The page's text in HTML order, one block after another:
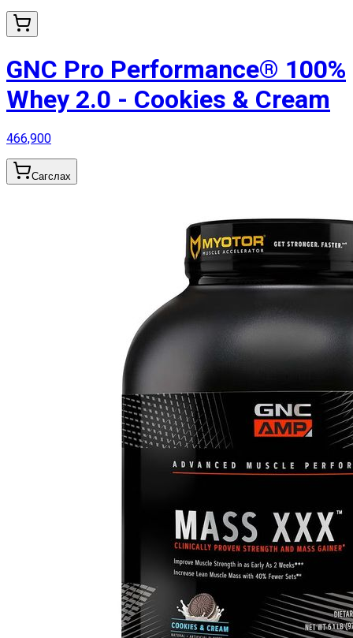
GNC Pro Performance® 100%
Whey 2.0 - Cookies & Cream
466,900
Сагслах